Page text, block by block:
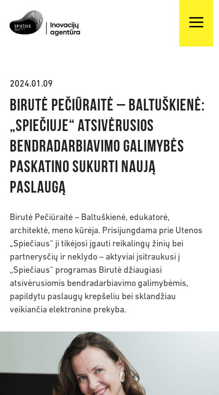
2024.01.09
Birutė Pečiūraitė – Baltuškienė:
„Spiečiuje“ atsivėrusios
bendradarbiavimo galimybės
paskatino sukurti naują
paslaugą
Birutė Pečiūraitė – Baltuškienė, edukatorė,
architektė, meno kūrėja. Prisijungdama prie Utenos
„Spiečiaus“ ji tikėjosi įgauti reikalingų žinių bei
partnerysčių ir neklydo – aktyviai įsitraukusi į
„Spiečiaus“ programas Birutė džiaugiasi
atsivėrusiomis bendradarbiavimo galimybėmis,
papildytu paslaugų krepšeliu bei sklandžiau
veikiančia elektronine prekyba.